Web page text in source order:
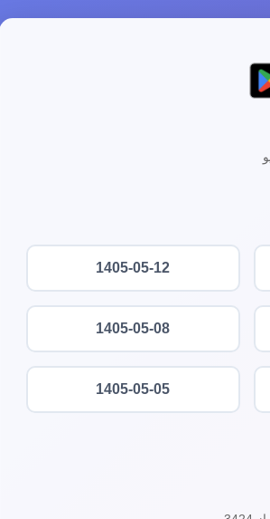
1405-05-12
1405-05-08
1405-05-05